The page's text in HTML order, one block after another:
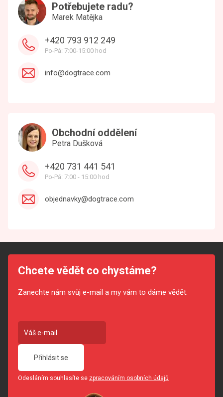
Potřebujete radu?
Marek Matějka
+420 793 912 249
Po-Pá: 7:00-15:00 hod
info@dogtrace.com
Obchodní oddělení
Petra Dušková
+420 731 441 541
Po-Pá: 7:00 - 15:00 hod
objednavky@dogtrace.com
Chcete vědět co chystáme?
Zanechte nám svůj e-mail a my vám to dáme vědět.
Přihlásit se
Odesláním souhlasíte se zpracováním osobních údajů